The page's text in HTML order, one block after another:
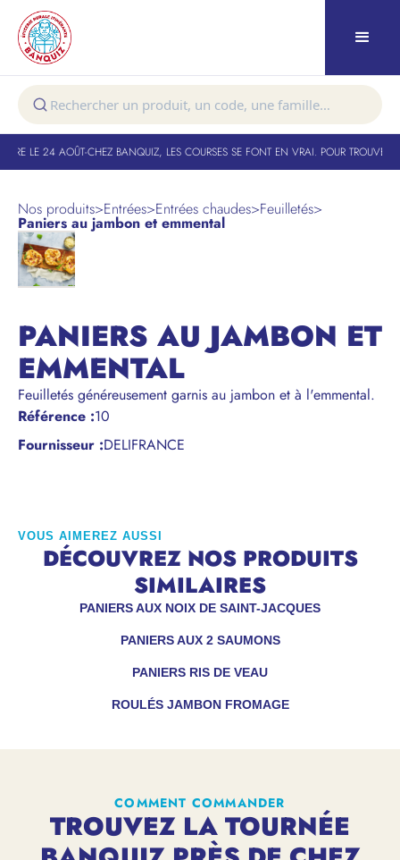
LE 24 AOÛT-CHEZ BANQUIZ, LES COURSES SE FONT EN VRAI. POUR TROUVER
Nos produits>Entrées>Entrées chaudes>Feuilletés>
Paniers au jambon et emmental
PANIERS AU JAMBON ET
EMMENTAL
Feuilletés généreusement garnis au jambon et à l'emmental.
Référence :10
Fournisseur :DELIFRANCE
VOUS AIMEREZ AUSSI
DÉCOUVREZ NOS PRODUITS
SIMILAIRES
PANIERS AUX NOIX DE SAINT-JACQUES
PANIERS AUX 2 SAUMONS
PANIERS RIS DE VEAU
ROULÉS JAMBON FROMAGE
COMMENT COMMANDER
TROUVEZ LA TOURNÉE